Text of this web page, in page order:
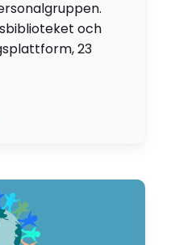
och
23